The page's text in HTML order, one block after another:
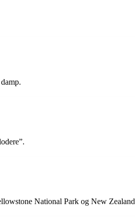
National Park og New